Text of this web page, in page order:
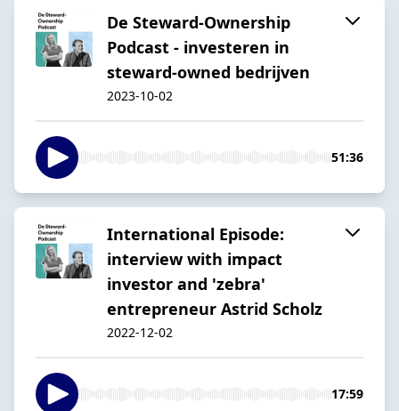
De Steward-Ownership
Podcast - investeren in
steward-owned bedrijven
2023-10-02
51:36
International Episode:
interview with impact
investor and 'zebra'
entrepreneur Astrid Scholz
2022-12-02
17:59